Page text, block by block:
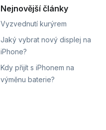
Nejnovější články
Vyzvednutí kurýrem
Jaký vybrat nový displej na
iPhone?
Kdy přijít s iPhonem na
výměnu baterie?